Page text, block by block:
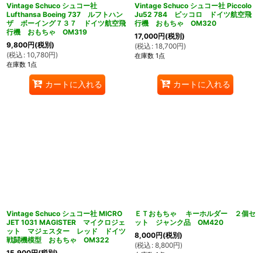
Vintage Schuco シュコー社
Lufthansa Boeing 737 ルフトハン
ザ ボーイング７３７ ドイツ航空飛
行機 おもちゃ OM319
9,800円(税別)
(税込 : 10,780円)
在庫数 1点
カートに入れる
Vintage Schuco シュコー社 Piccolo
Ju52 784 ピッコロ ドイツ航空飛
行機 おもちゃ OM320
17,000円(税別)
(税込 : 18,700円)
在庫数 1点
カートに入れる
Vintage Schuco シュコー社 MICRO
JET 1031 MAGISTER マイクロジェ
ット マジェスター レッド ドイツ
戦闘機模型 おもちゃ OM322
ＥＴおもちゃ キーホルダー ２個セ
ット ジャンク品 OM420
8,000円(税別)
(税込 : 8,800円)